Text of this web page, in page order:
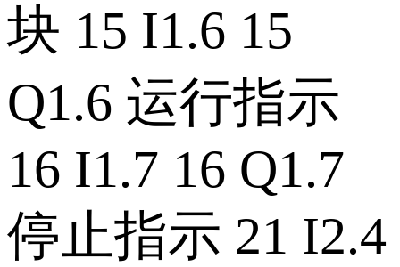
块 15 I1.6 15
Q1.6 运行指示
16 I1.7 16 Q1.7
停止指示 21 I2.4